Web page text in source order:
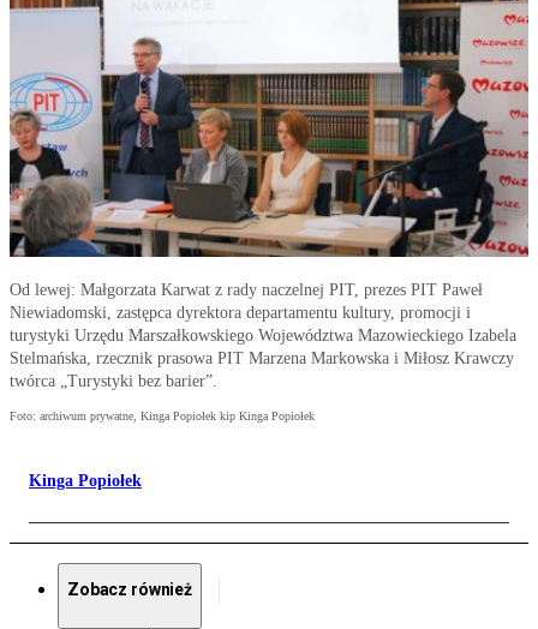
Od lewej: Małgorzata Karwat z rady naczelnej PIT, prezes PIT Paweł
Niewiadomski, zastępca dyrektora departamentu kultury, promocji i
turystyki Urzędu Marszałkowskiego Województwa Mazowieckiego Izabela
Stelmańska, rzecznik prasowa PIT Marzena Markowska i Miłosz Krawczy
twórca „Turystyki bez barier”.
Foto: archiwum prywatne, Kinga Popiołek kip Kinga Popiołek
Kinga Popiołek
Zobacz również